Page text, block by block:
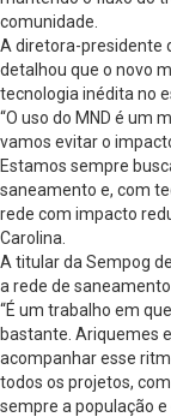
comunidade.
A diretora-presidente
detalhou que o novo
tecnologia inédita no
“O uso do MND é um
vamos evitar o
Estamos sempre
saneamento e, com
rede com impacto
Carolina.
A titular da Sempog
a rede de
“É um trabalho em
bastante. Ariquemes
acompanhar esse
todos os projetos,
sempre a população